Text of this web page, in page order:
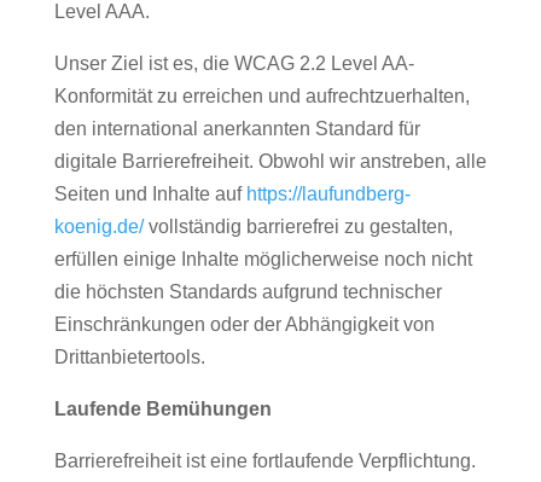
Level AAA.
Unser Ziel ist es, die WCAG 2.2 Level AA-
Konformität zu erreichen und aufrechtzuerhalten,
den international anerkannten Standard für
digitale Barrierefreiheit. Obwohl wir anstreben, alle
Seiten und Inhalte auf https://laufundberg-
koenig.de/vollständig barrierefrei zu gestalten,
erfüllen einige Inhalte möglicherweise noch nicht
die höchsten Standards aufgrund technischer
Einschränkungen oder der Abhängigkeit von
Drittanbietertools.
Laufende Bemühungen
Barrierefreiheit ist eine fortlaufende Verpflichtung.